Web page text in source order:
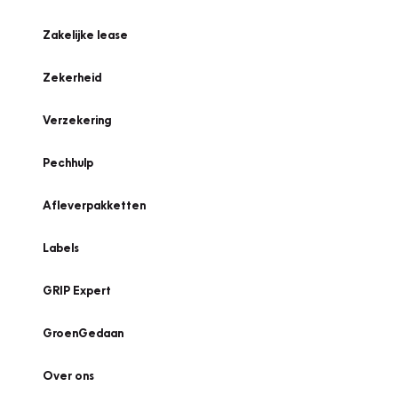
Zakelijke lease
Zekerheid
Verzekering
Pechhulp
Afleverpakketten
Labels
GRIP Expert
GroenGedaan
Over ons